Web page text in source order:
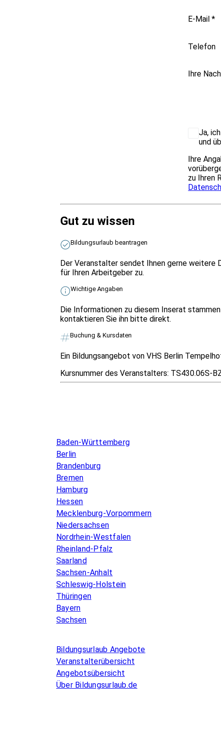
E-Mail*
Telefon
Ihre
Ja,
und
Ihre
zu Ihren
Gut zu wissen
Bildungsurlaub beantragen
Der Veranstalter sendet Ihnen gerne
für Ihren Arbeitgeber zu.
Wichtige Angaben
Die Informationen zu diesem Inserat
kontaktieren Sie ihn bitte direkt.
Buchung & Kursdaten
Ein Bildungsangebot von VHS Berlin
Kursnummer des Veranstalters: TS430.06S-
Baden-Württemberg
Berlin
Brandenburg
Bremen
Hamburg
Hessen
Mecklenburg-Vorpommern
Niedersachsen
Nordrhein-Westfalen
Rheinland-Pfalz
Saarland
Sachsen-Anhalt
Schleswig-Holstein
Thüringen
Bayern
Sachsen
Bildungsurlaub Angebote
Veranstalterübersicht
Angebotsübersicht
Über Bildungsurlaub.de